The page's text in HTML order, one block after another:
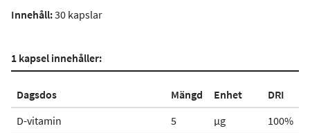
Innehåll:30 kapslar
1 kapsel innehåller:
Dagsdos Mängd Enhet
DRI
D-vitamin
5 µg
100%